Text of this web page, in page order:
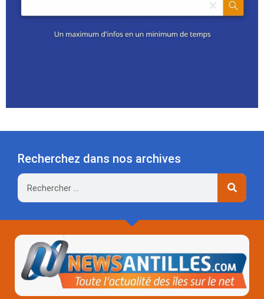
Recherchez dans nos archives
Rechercher